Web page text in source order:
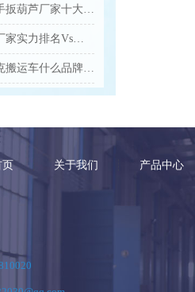
宝鸡搬运坦克车手扳葫芦厂家十大排名Vs品牌推荐...
绵阳电动托盘车厂家实力排名Vs口碑好的品牌有哪些...
湘西30吨重型坦克搬运车什么品牌的质量好...
页 关于我们 产品中心